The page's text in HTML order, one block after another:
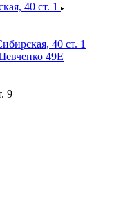
40 ст. 1
40 ст. 1
49Е
9